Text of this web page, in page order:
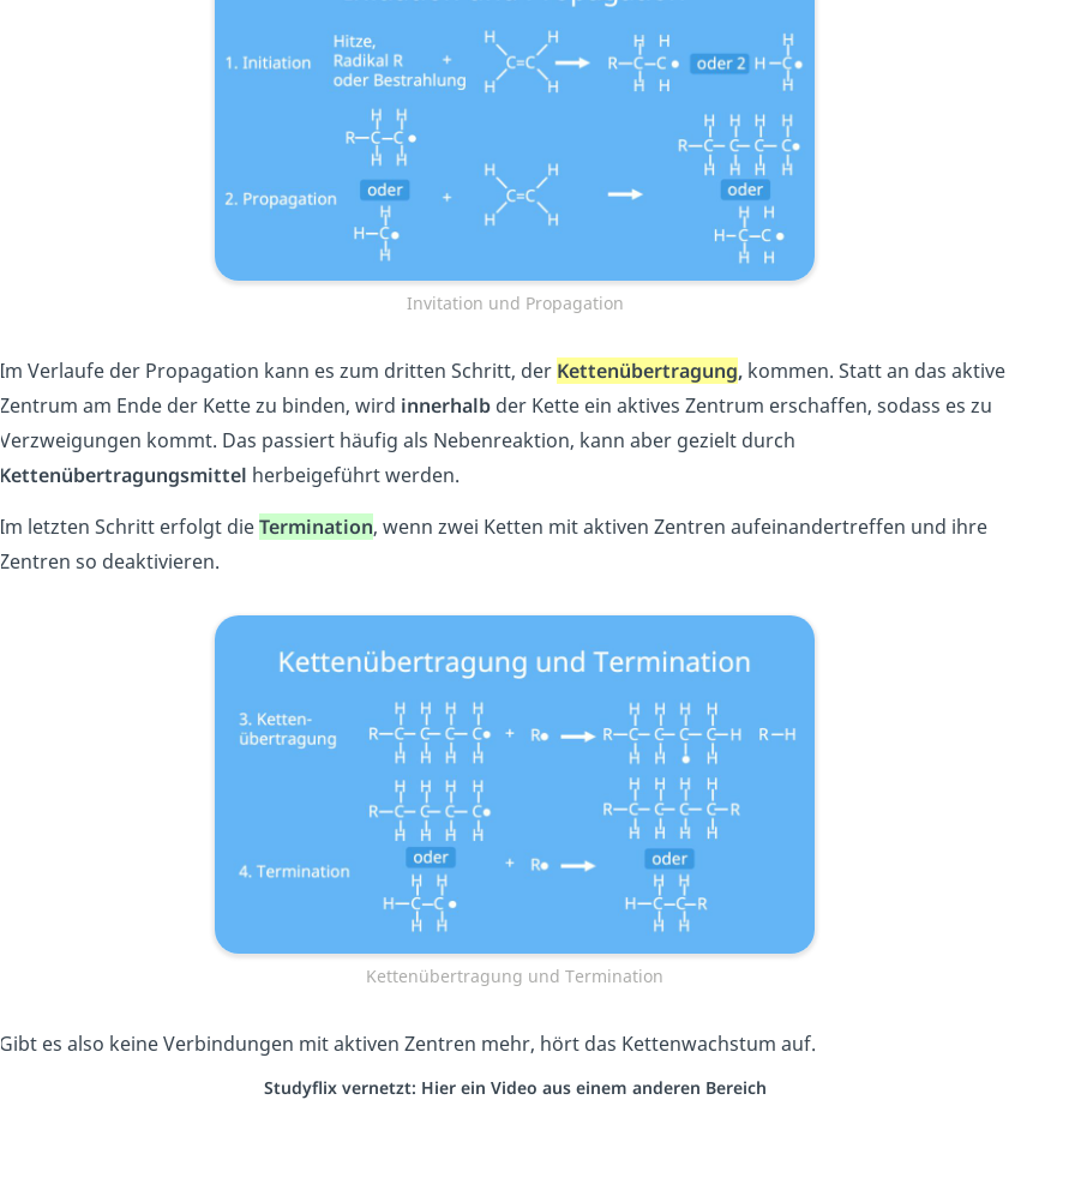
Invitation und Propagation
Im Verlaufe der Propagation kann es zum dritten Schritt, der Kettenübertragung, kommen. Statt an das aktive
Zentrum am Ende der Kette zu binden, wird innerhalb der Kette ein aktives Zentrum erschaffen, sodass es zu
Verzweigungen kommt. Das passiert häufig als Nebenreaktion, kann aber gezielt durch
Kettenübertragungsmittel herbeigeführt werden.
Im letzten Schritt erfolgt dieTermination, wenn zwei Ketten mit aktiven Zentren aufeinandertreffen und ihre
Zentren so deaktivieren.
Kettenübertragung und Termination
Gibt es also keine Verbindungen mit aktiven Zentren mehr, hört das Kettenwachstum auf.
Studyflix vernetzt: Hier ein Video aus einem anderen Bereich